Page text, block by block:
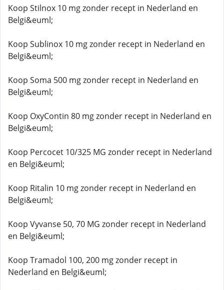
Koop Stilnox 10 mg zonder recept in Nederland en
Belgi&euml;
Koop Sublinox 10 mg zonder recept in Nederland en
Belgi&euml;
Koop Soma 500 mg zonder recept in Nederland en
Belgi&euml;
Koop OxyContin 80 mg zonder recept in Nederland en
Belgi&euml;
Koop Percocet 10/325 MG zonder recept in Nederland
en Belgi&euml;
Koop Ritalin 10 mg zonder recept in Nederland en
Belgi&euml;
Koop Vyvanse 50, 70 MG zonder recept in Nederland
en Belgi&euml;
Koop Tramadol 100, 200 mg zonder recept in
Nederland en Belgi&euml;